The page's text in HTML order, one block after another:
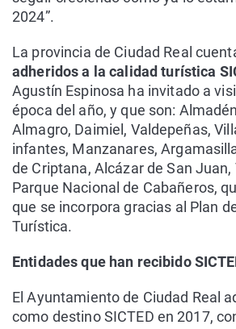
2024”.
La provincia de Ciudad Real
adheridos a la calidad turística
Agustín Espinosa ha invitado a
época del año, y que son:
Almagro, Daimiel, Valdepeñas,
infantes, Manzanares,
de Criptana, Alcázar de San Juan,
Parque Nacional de Cabañeros,
que se incorpora gracias al Plan
Turística.
Entidades que han recibido
El Ayuntamiento de Ciudad Real
como destino SICTED en 2017,